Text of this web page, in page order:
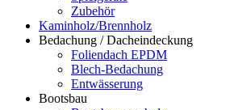
Zubehör
Kaminholz/Brennholz
Bedachung / Dacheindeckung
Foliendach EPDM
Blech-Bedachung
Entwässerung
Bootsbau